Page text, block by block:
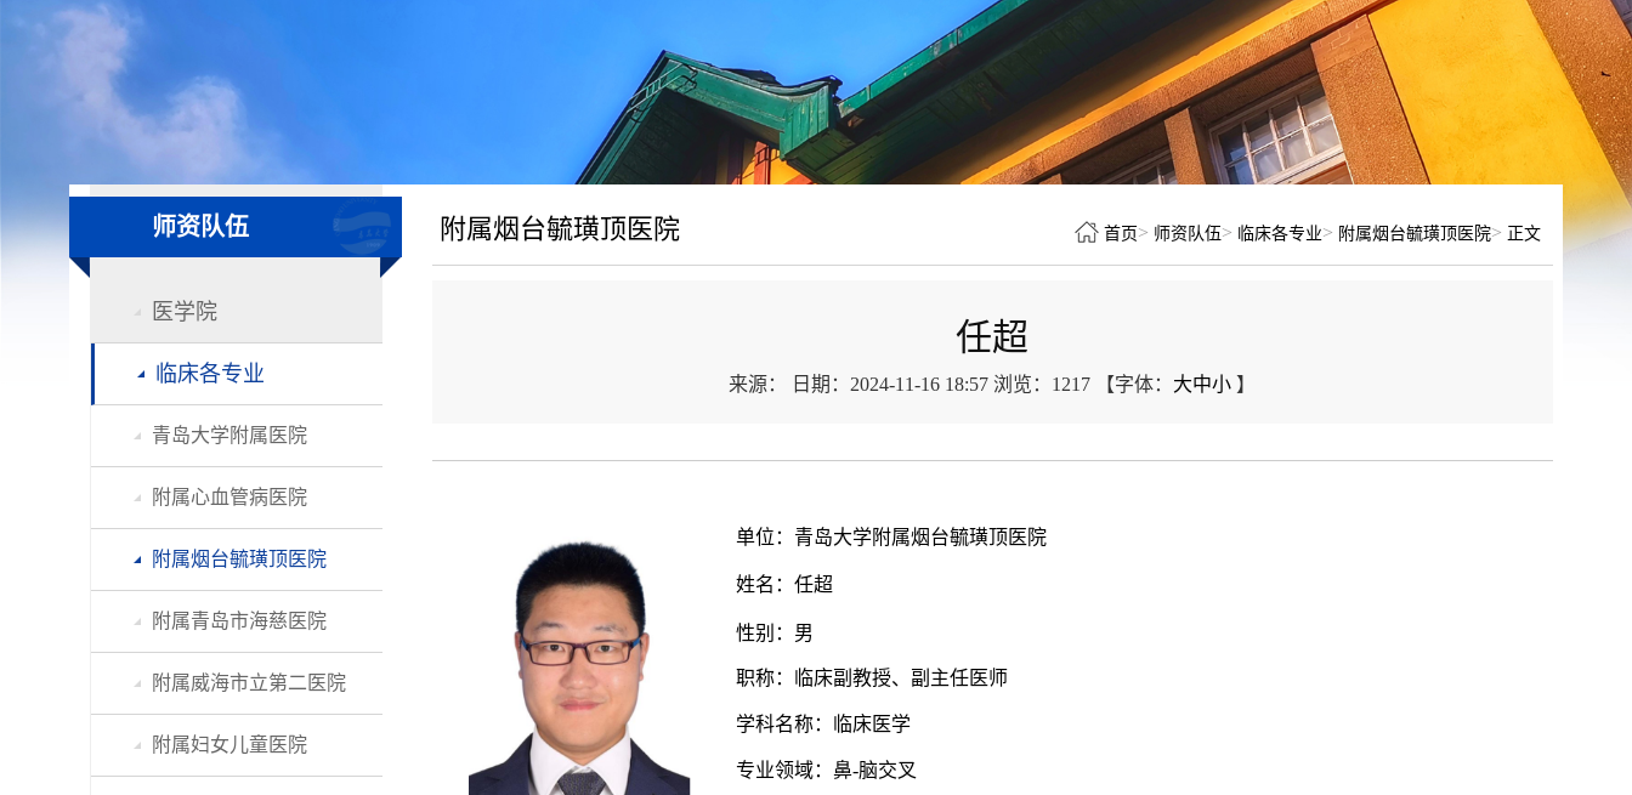
师资队伍
医学院
临床各专业
青岛大学附属医院
附属心血管病医院
附属烟台毓璜顶医院
附属青岛市海慈医院
附属威海市立第二医院
附属妇女儿童医院
附属烟台毓璜顶医院 首页 > 师资队伍> 临床各专业> 附属烟台毓璜顶医院> 正文
任超
来源： 日期：2024-11-16 18:57 浏览： 1217 【字体： 大中小 】
单位 ： 青岛大学附属烟台毓璜顶医院
姓名：任超
性别：男
职称：临床副教授、副主任医师
学科名称：临床医学
专业领域：鼻-脑交叉